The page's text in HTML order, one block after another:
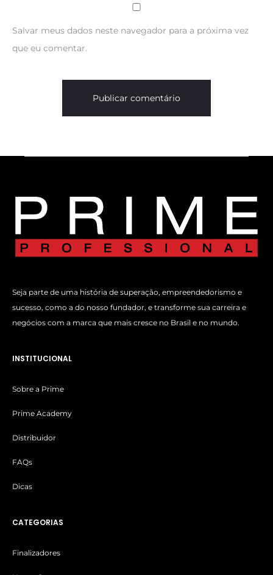
Salvar meus dados neste navegador para a próxima vez
que eu comentar.
Seja parte de uma história de superação, empreendedorismo e
sucesso, como a do nosso fundador, e transforme sua carreira e
negócios com a marca que mais cresce no Brasil e no mundo.
INSTITUCIONAL
Sobre a Prime
Prime Academy
Distribuidor
FAQs
Dicas
CATEGORIAS
Finalizadores